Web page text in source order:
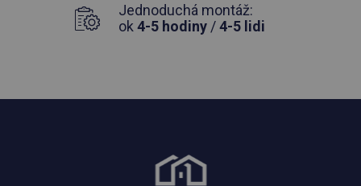
Jednoduchá montáž:
ok 4-5 hodiny /4-5 lidi